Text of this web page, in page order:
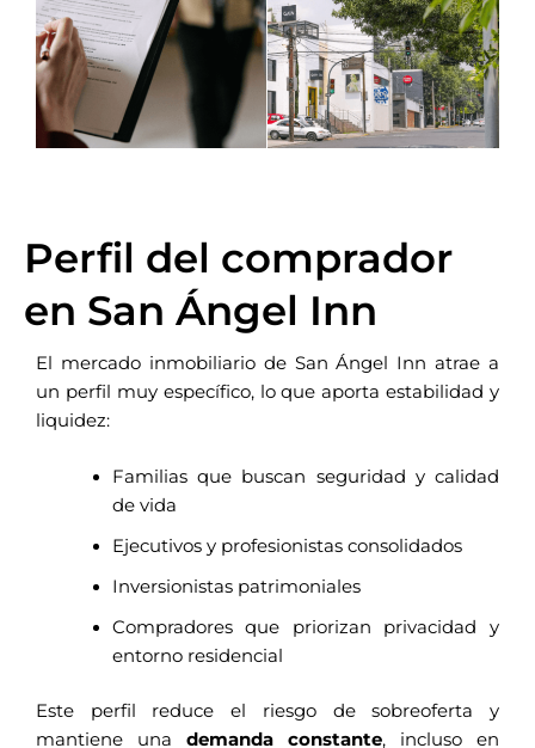
Perfil del comprador
en San Ángel Inn
El mercado inmobiliario de San Ángel Inn atrae a
un perfil muy específico, lo que aporta estabilidad y
liquidez:
Familias que buscan seguridad y calidad
de vida
Ejecutivos y profesionistas consolidados
Inversionistas patrimoniales
Compradores que priorizan privacidad y
entorno residencial
Este perfil reduce el riesgo de sobreoferta y
mantiene una demanda constante, incluso en